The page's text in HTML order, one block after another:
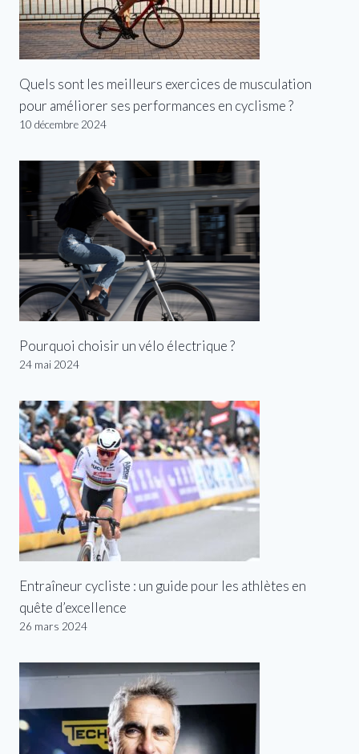
Quels sont les meilleurs exercices de musculation
pour améliorer ses performances en cyclisme ?
10 décembre 2024
Pourquoi choisir un vélo électrique ?
24 mai 2024
Entraîneur cycliste : un guide pour les athlètes en
quête d’excellence
26 mars 2024